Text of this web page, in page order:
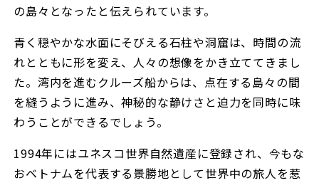
の島々となったと伝えられています。
青く穏やかな水面にそびえる石柱や洞窟は、時間の流
れとともに形を変え、人々の想像をかき立ててきまし
た。湾内を進むクルーズ船からは、点在する島々の間
を縫うように進み、神秘的な静けさと迫力を同時に味
わうことができるでしょう。
1994年にはユネスコ世界自然遺産に登録され、今もな
おベトナムを代表する景勝地として世界中の旅人を惹